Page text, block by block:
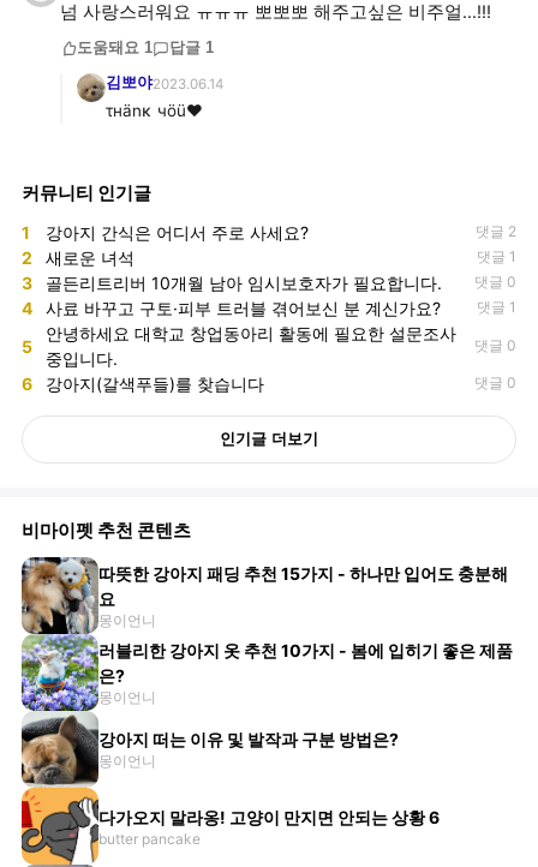
넘 사랑스러워요 ㅠㅠㅠ 뽀뽀뽀 해주고싶은 비주얼...!!!
도움돼요 1 답글 1
김뽀야2023.06.14
τнänκ чöü♥
커뮤니티 인기글
1 강아지 간식은 어디서 주로 사세요? 댓글 2
2 새로운 녀석 댓글 1
3 골든리트리버 10개월 남아 임시보호자가 필요합니다. 댓글 0
4 사료 바꾸고 구토·피부 트러블 겪어보신 분 계신가요? 댓글 1
5
안녕하세요 대학교 창업동아리 활동에 필요한 설문조사
중입니다.
댓글 0
6 강아지(갈색푸들)를 찾습니다 댓글 0
인기글 더보기
비마이펫 추천 콘텐츠
따뜻한 강아지 패딩 추천 15가지 - 하나만 입어도 충분해
요
몽이언니
러블리한 강아지 옷 추천 10가지 - 봄에 입히기 좋은 제품
은?
몽이언니
강아지 떠는 이유 및 발작과 구분 방법은?
몽이언니
다가오지 말라옹! 고양이 만지면 안되는 상황 6
butter pancake